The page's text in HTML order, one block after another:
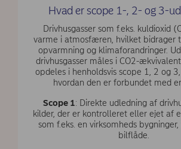
Hvad er scope 1-, 2- og 3-
Drivhusgasser som f.eks. kuldioxid
varme i atmosfæren, hvilket bidrager
opvarmning og klimaforandringer.
drivhusgasser måles i CO2-
opdeles i henholdsvis scope 1, 2 og
hvordan den er forbundet med
Scope 1: Direkte udledning af
kilder, der er kontrolleret eller ejet af
som f.eks. en virksomheds
bilflåde.